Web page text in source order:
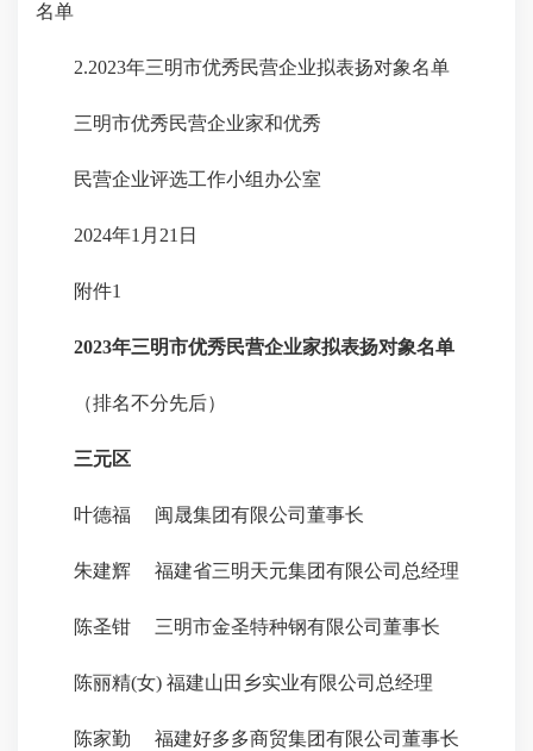
名单
2.2023年三明市优秀民营企业拟表扬对象名单
三明市优秀民营企业家和优秀
民营企业评选工作小组办公室
2024年1月21日
附件1
2023年三明市优秀民营企业家拟表扬对象名单
（排名不分先后）
三元区
叶德福 闽晟集团有限公司董事长
朱建辉 福建省三明天元集团有限公司总经理
陈圣钳 三明市金圣特种钢有限公司董事长
陈丽精(女) 福建山田乡实业有限公司总经理
陈家勤 福建好多多商贸集团有限公司董事长